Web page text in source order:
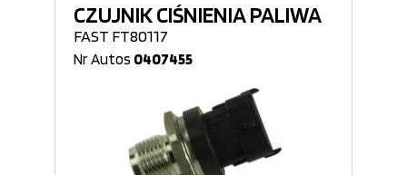
CZUJNIK CIŚNIENIA PALIWA
FAST FT80117
Nr Autos 0407455